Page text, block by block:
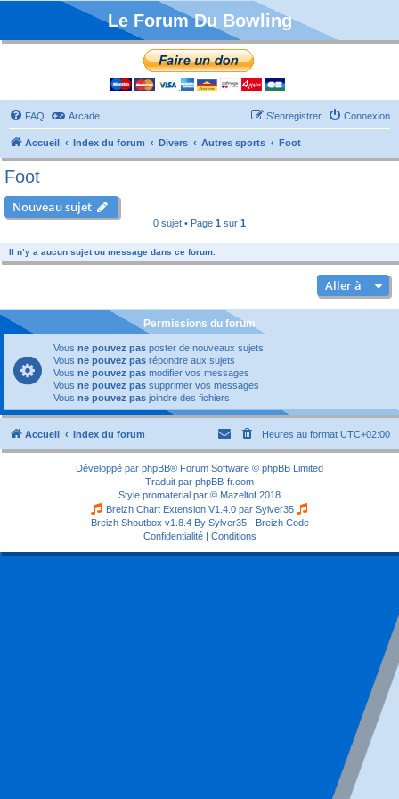
Le Forum Du Bowling
FAQ Arcade Connexion
S’enregistrer
Accueil Index du forum Divers Autres sports Foot
Foot
Nouveau sujet
0 sujet • Page 1 sur 1
Il n’y a aucun sujet ou message dans ce forum.
Aller à
Permissions du forum
Vous ne pouvez pas poster de nouveaux sujets
Vous ne pouvez pas répondre aux sujets
Vous ne pouvez pas modifier vos messages
Vous ne pouvez pas supprimer vos messages
Vous ne pouvez pas joindre des fichiers
Accueil Index du forum Heures au format UTC+02:00
Développé par phpBB® Forum Software © phpBB Limited
Traduit par phpBB-fr.com
Style promaterial par © Mazeltof 2018
Breizh Chart Extension V1.4.0 par Sylver35
Breizh Shoutbox v1.8.4 By Sylver35 - Breizh Code
Confidentialité| Conditions